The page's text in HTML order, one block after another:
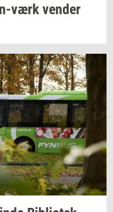
​værk ven­der